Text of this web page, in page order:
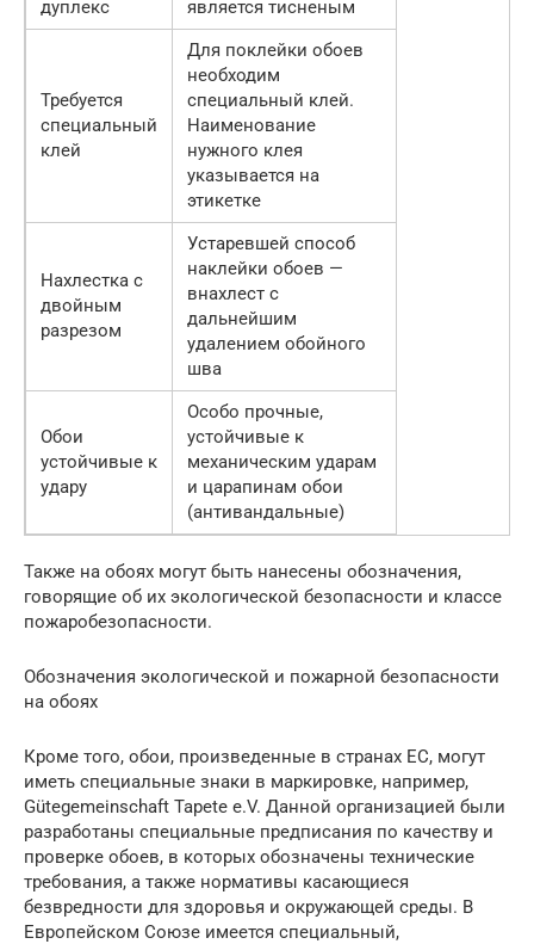
дуплекс
является тисненым
Требуется
специальный
клей
Для поклейки обоев
необходим
специальный клей.
Наименование
нужного клея
указывается на
этикетке
Нахлестка с
двойным
разрезом
Устаревшей способ
наклейки обоев —
внахлест с
дальнейшим
удалением обойного
шва
Обои
устойчивые к
удару
Особо прочные,
устойчивые к
механическим ударам
и царапинам обои
(антивандальные)
Также на обоях могут быть нанесены обозначения,
говорящие об их экологической безопасности и классе
пожаробезопасности.
Обозначения экологической и пожарной безопасности
на обоях
Кроме того, обои, произведенные в странах ЕС, могут
иметь специальные знаки в маркировке, например,
Gütegemeinschaft Tapete e.V. Данной организацией были
разработаны специальные предписания по качеству и
проверке обоев, в которых обозначены технические
требования, а также нормативы касающиеся
безвредности для здоровья и окружающей среды. В
Европейском Союзе имеется специальный,